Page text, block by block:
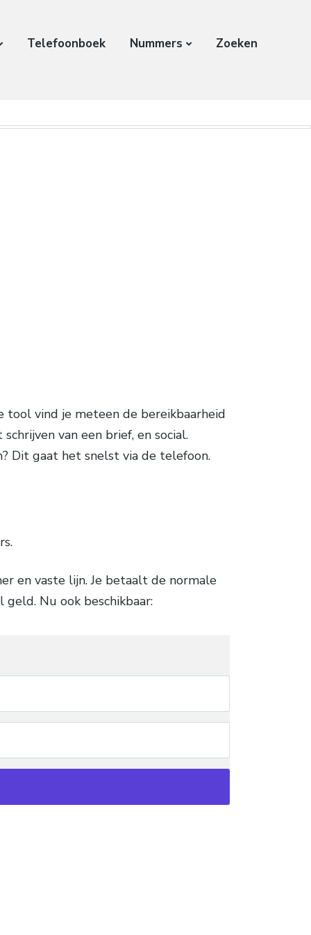
Telefoonboek Nummers Zoeken
tool vind je meteen de bereikbaarheid
van een brief, en social.
Dit gaat het snelst via de telefoon.
en vaste lijn. Je betaalt de normale
Nu ook beschikbaar: